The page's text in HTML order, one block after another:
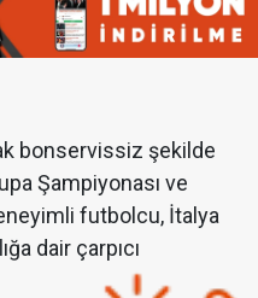
bonservissiz şekilde
Şampiyonası ve
futbolcu, İtalya
dair çarpıcı